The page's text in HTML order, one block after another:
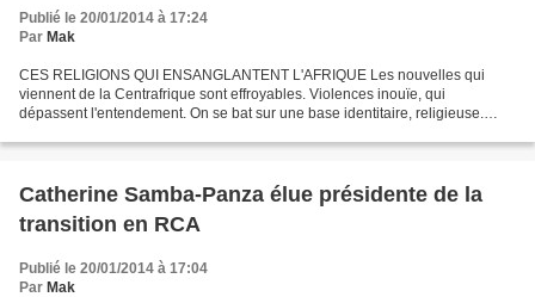
Publié le 20/01/2014 à 17:24
Par Mak
CES RELIGIONS QUI ENSANGLANTENT L'AFRIQUE Les nouvelles qui
viennent de la Centrafrique sont effroyables. Violences inouïe, qui
dépassent l'entendement. On se bat sur une base identitaire, religieuse.
Catherine Samba-Panza élue présidente de la
transition en RCA
Publié le 20/01/2014 à 17:04
Par Mak